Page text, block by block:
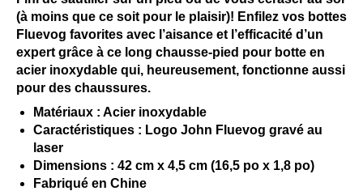
(à moins que ce soit pour le plaisir)! Enfilez vos bottes
Fluevog favorites avec l’aisance et l’efficacité d’un
expert grâce à ce long chausse-pied pour botte en
acier inoxydable qui, heureusement, fonctionne aussi
pour des chaussures.
Matériaux : Acier inoxydable
Caractéristiques : Logo John Fluevog gravé au
laser
Dimensions : 42 cm x 4,5 cm (16,5 po x 1,8 po)
Fabriqué en Chine